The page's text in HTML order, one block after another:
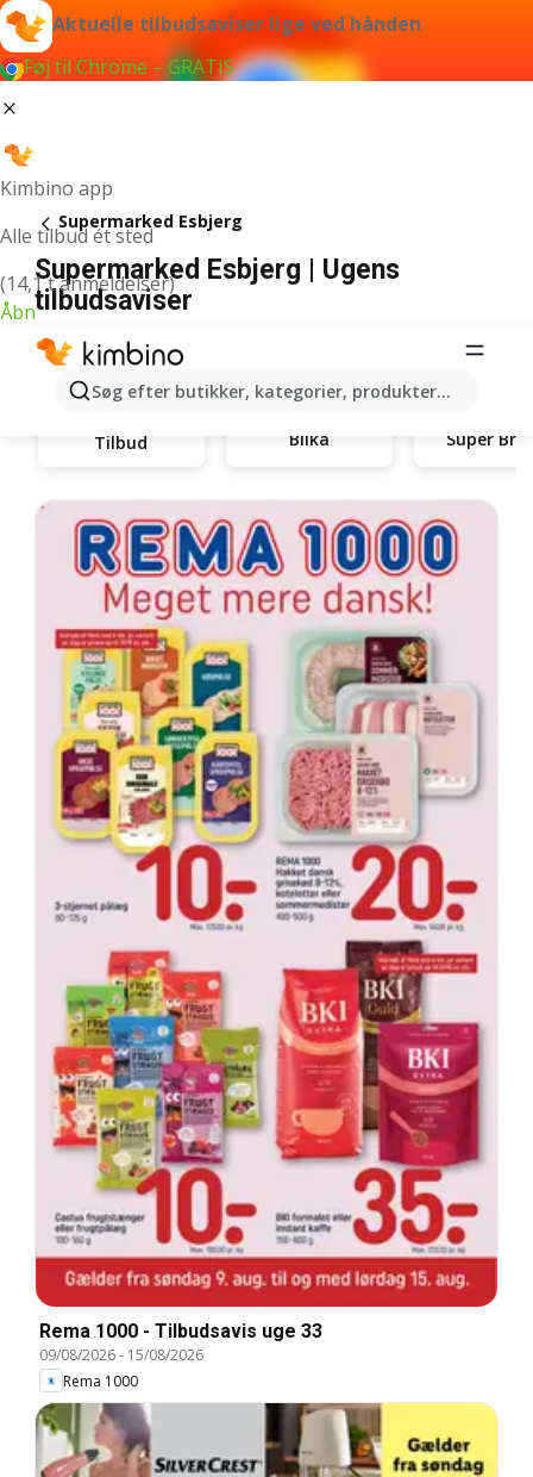
Aktuelle tilbudsaviser lige ved hånden
Føj til Chrome – GRATIS
Kimbino app
Alle tilbud ét sted
(14,1 t anmeldelser)
Åbn
Søg efter butikker, kategorier, produkter...
Supermarked Esbjerg
Supermarked Esbjerg | Ugens
tilbudsaviser
Tilbud Bilka
Rema 1000 - Tilbudsavis uge 33
09/08/2026- 15/08/2026
Rema 1000